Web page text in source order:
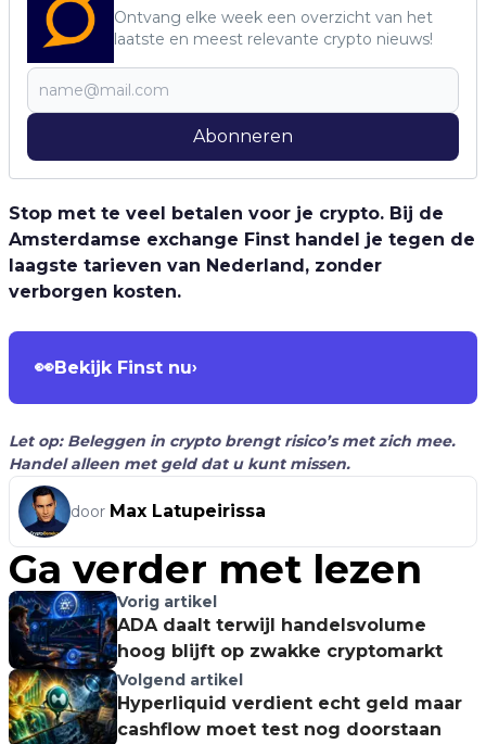
Ontvang elke week een overzicht van het
laatste en meest relevante crypto nieuws!
Abonneren
Stop met te veel betalen voor je crypto. Bij de
Amsterdamse exchange Finst handel je tegen de
laagste tarieven van Nederland, zonder
verborgen kosten.
👀Bekijk Finst nu›
Let op: Beleggen in crypto brengt risico’s met zich mee.
Handel alleen met geld dat u kunt missen.
door Max Latupeirissa
Ga verder met lezen
Vorig artikel
ADA daalt terwijl handelsvolume
hoog blijft op zwakke cryptomarkt
Volgend artikel
Hyperliquid verdient echt geld maar
cashflow moet test nog doorstaan